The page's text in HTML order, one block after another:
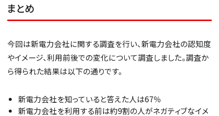
まとめ
今回は新電力会社に関する調査を行い、新電力会社の認知度
やイメージ、利用前後での変化について調査しました。調査か
ら得られた結果は以下の通りです。
新電力会社を知っていると答えた人は67％
新電力会社を利用する前は約9割の人がネガティブなイメ